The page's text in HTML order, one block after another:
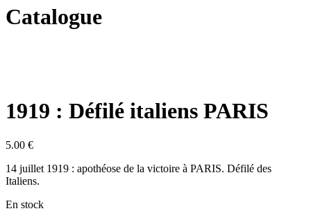
Catalogue
1919 : Défilé italiens PARIS
5.00 €
14 juillet 1919 : apothéose de la victoire à PARIS. Défilé des
Italiens.
En stock